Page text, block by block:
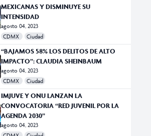
HURACÁN ‘DORA’ SE ALEJA DE COSTAS
MEXICANAS Y DISMINUYE SU
INTENSIDAD
agosto 04, 2023
CDMX
Ciudad
“BAJAMOS 58% LOS DELITOS DE ALTO
IMPACTO”: CLAUDIA SHEINBAUM
agosto 04, 2023
CDMX
Ciudad